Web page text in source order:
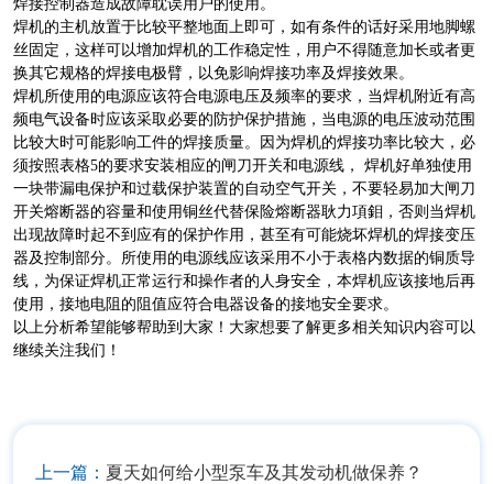
焊接控制器造成故障耽误用户的使用。
焊机的主机放置于比较平整地面上即可，如有条件的话好采用地脚螺
丝固定，这样可以增加焊机的工作稳定性，用户不得随意加长或者更
换其它规格的焊接电极臂，以免影响焊接功率及焊接效果。
焊机所使用的电源应该符合电源电压及频率的要求，当焊机附近有高
频电气设备时应该采取必要的防护保护措施，当电源的电压波动范围
比较大时可能影响工件的焊接质量。因为焊机的焊接功率比较大，必
须按照表格5的要求安装相应的闸刀开关和电源线， 焊机好单独使用
一块带漏电保护和过载保护装置的自动空气开关，不要轻易加大闸刀
开关熔断器的容量和使用铜丝代替保险熔断器耿力項鉬，否则当焊机
出现故障时起不到应有的保护作用，甚至有可能烧坏焊机的焊接变压
器及控制部分。所使用的电源线应该采用不小于表格内数据的铜质导
线，为保证焊机正常运行和操作者的人身安全，本焊机应该接地后再
使用，接地电阻的阻值应符合电器设备的接地安全要求。
以上分析希望能够帮助到大家！大家想要了解更多相关知识内容可以
继续关注我们！
上一篇： 夏天如何给小型泵车及其发动机做保养？